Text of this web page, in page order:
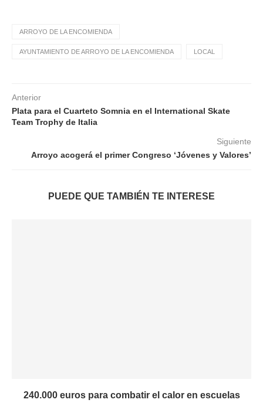
ARROYO DE LA ENCOMIENDA
AYUNTAMIENTO DE ARROYO DE LA ENCOMIENDA LOCAL
Anterior
Plata para el Cuarteto Somnia en el International Skate
Team Trophy de Italia
Siguiente
Arroyo acogerá el primer Congreso ‘Jóvenes y Valores’
PUEDE QUE TAMBIÉN TE INTERESE
240.000 euros para combatir el calor en escuelas